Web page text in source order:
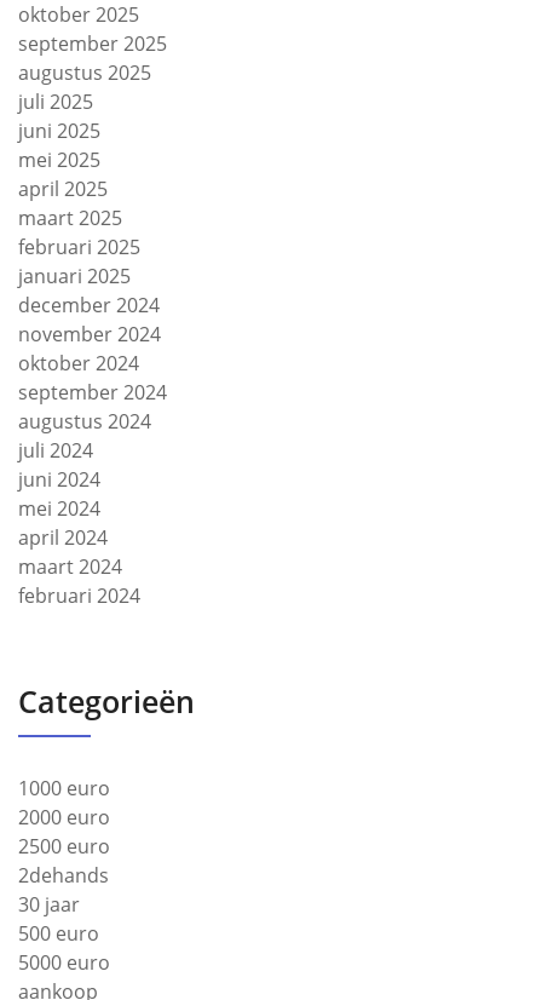
oktober 2025
september 2025
augustus 2025
juli 2025
juni 2025
mei 2025
april 2025
maart 2025
februari 2025
januari 2025
december 2024
november 2024
oktober 2024
september 2024
augustus 2024
juli 2024
juni 2024
mei 2024
april 2024
maart 2024
februari 2024
Categorieën
1000 euro
2000 euro
2500 euro
2dehands
30 jaar
500 euro
5000 euro
aankoop